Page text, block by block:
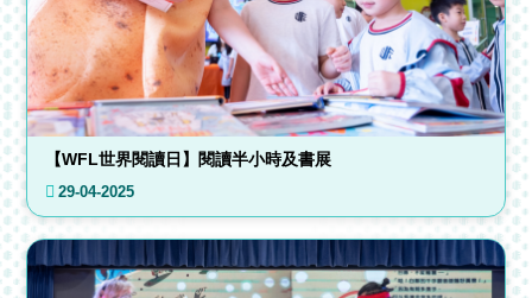
【WFL世界閱讀日】閱讀半小時及書展
29-04-2025